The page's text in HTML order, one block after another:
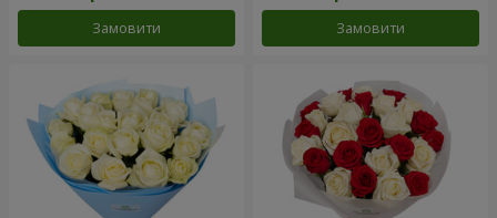
Замовити Замовити